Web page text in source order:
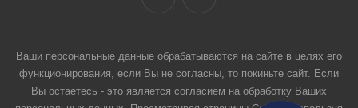
Ваши персональные данные обрабатываются на сайте в целях его
функционирования, если Вы не согласны, то покиньте сайт. Если
Вы остаетесь - это является согласием на обработку Ваших